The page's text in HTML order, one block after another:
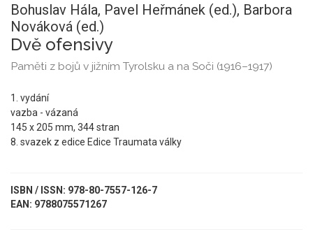
Bohuslav Hála, Pavel Heřmánek (ed.), Barbora
Nováková (ed.)
Dvě ofensivy
Paměti z bojů v jižním Tyrolsku a na Soči (1916–1917)
1. vydání
vazba - vázaná
145 x 205 mm, 344 stran
8. svazek z edice Edice Traumata války
ISBN / ISSN: 978-80-7557-126-7
EAN: 9788075571267